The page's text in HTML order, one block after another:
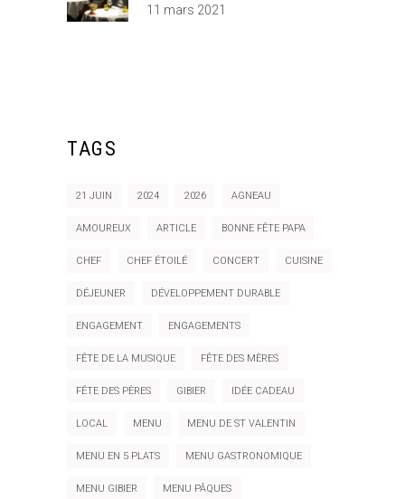
11 mars 2021
TAGS
21 JUIN 2024 2026 AGNEAU
AMOUREUX ARTICLE BONNE FÊTE PAPA
CHEF CHEF ÉTOILÉ CONCERT CUISINE
DÉJEUNER DÉVELOPPEMENT DURABLE
ENGAGEMENT ENGAGEMENTS
FÊTE DE LA MUSIQUE FÊTE DES MÈRES
FÊTE DES PÈRES GIBIER IDÉE CADEAU
LOCAL MENU MENU DE ST VALENTIN
MENU EN 5 PLATS MENU GASTRONOMIQUE
MENU GIBIER MENU PÂQUES